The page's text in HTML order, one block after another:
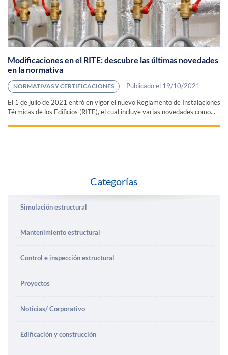
Modificaciones en el RITE: descubre las últimas novedades
en la normativa
NORMATIVAS Y CERTIFICACIONES
Publicado el 19/10/2021
El 1 de julio de 2021 entró en vigor el nuevo Reglamento de Instalaciones
Térmicas de los Edificios (RITE), el cual incluye varias novedades como...
Categorías
Simulación estructural
Mantenimiento estructural
Control e inspección estructural
Proyectos
Noticias/ Corporativo
Edificación y construcción